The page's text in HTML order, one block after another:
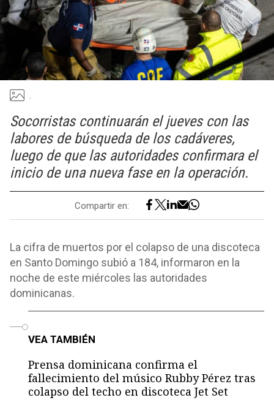
Socorristas continuarán el jueves con las
labores de búsqueda de los cadáveres,
luego de que las autoridades confirmara el
inicio de una nueva fase en la operación.
Compartir en:
La cifra de muertos por el colapso de una discoteca
en Santo Domingo subió a 184, informaron en la
noche de este miércoles las autoridades
dominicanas.
VEA TAMBIÉN
Prensa dominicana confirma el
fallecimiento del músico Rubby Pérez tras
colapso del techo en discoteca Jet Set